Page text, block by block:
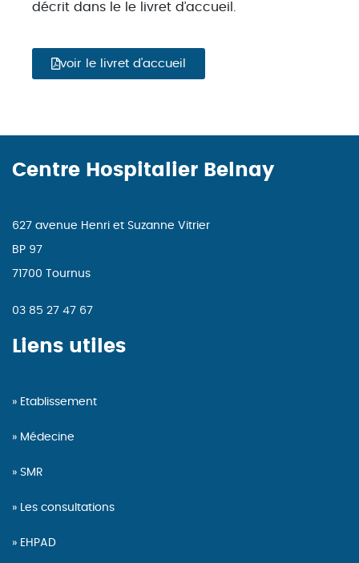
décrit dans le le livret d’accueil.
voir le livret d'accueil
Centre Hospitalier Belnay
627 avenue Henri et Suzanne Vitrier
BP 97
71700 Tournus
03 85 27 47 67
Liens utiles
Etablissement
Médecine
SMR
Les consultations
EHPAD